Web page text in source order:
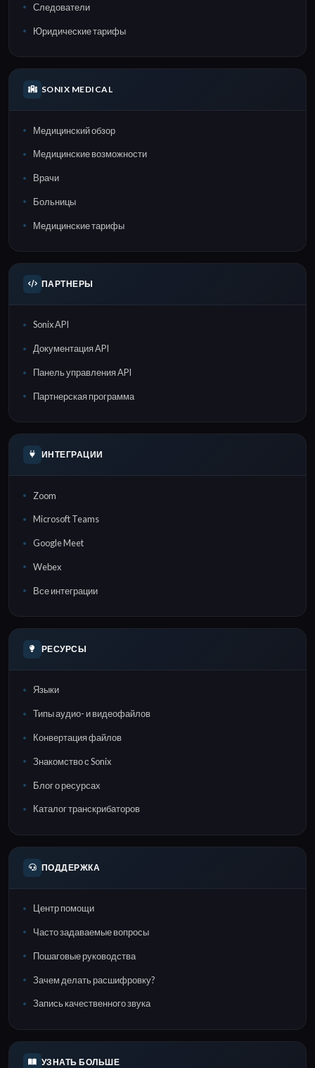
Следователи
Юридические тарифы
SONIX MEDICAL
Медицинский обзор
Медицинские возможности
Врачи
Больницы
Медицинские тарифы
ПАРТНЕРЫ
Sonix API
Документация API
Панель управления API
Партнерская программа
ИНТЕГРАЦИИ
Zoom
Microsoft Teams
Google Meet
Webex
Все интеграции
РЕСУРСЫ
Языки
Типы аудио- и видеофайлов
Конвертация файлов
Знакомство с Sonix
Блог о ресурсах
Каталог транскрибаторов
ПОДДЕРЖКА
Центр помощи
Часто задаваемые вопросы
Пошаговые руководства
Зачем делать расшифровку?
Запись качественного звука
УЗНАТЬ БОЛЬШЕ